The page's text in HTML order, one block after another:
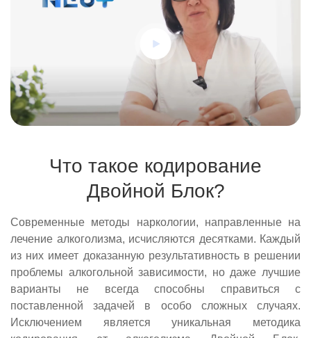
Что такое кодирование
Двойной Блок?
Современные методы наркологии, направленные на
лечение алкоголизма, исчисляются десятками. Каждый
из них имеет доказанную результативность в решении
проблемы алкогольной зависимости, но даже лучшие
варианты не всегда способны справиться с
поставленной задачей в особо сложных случаях.
Исключением является уникальная методика